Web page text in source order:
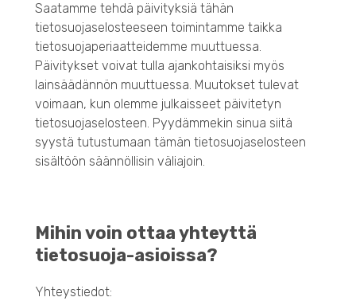
Saatamme tehdä päivityksiä tähän
tietosuojaselosteeseen toimintamme taikka
tietosuojaperiaatteidemme muuttuessa.
Päivitykset voivat tulla ajankohtaisiksi myös
lainsäädännön muuttuessa. Muutokset tulevat
voimaan, kun olemme julkaisseet päivitetyn
tietosuojaselosteen. Pyydämmekin sinua siitä
syystä tutustumaan tämän tietosuojaselosteen
sisältöön säännöllisin väliajoin.
Mihin voin ottaa yhteyttä
tietosuoja-asioissa?
Yhteystiedot: